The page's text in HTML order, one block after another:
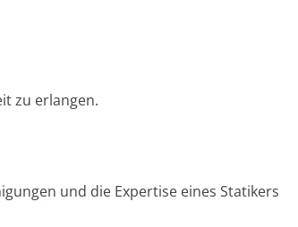
zu erlangen.
und die Expertise eines Statikers